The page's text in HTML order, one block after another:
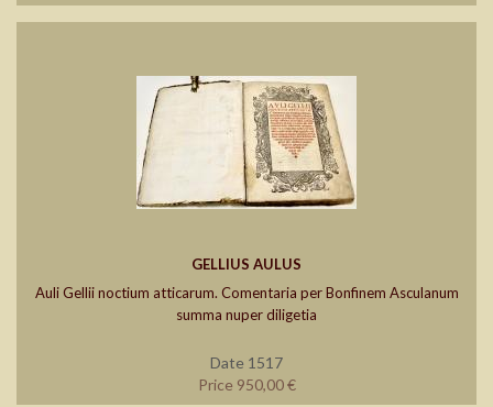
GELLIUS AULUS
Auli Gellii noctium atticarum. Comentaria per Bonfinem Asculanum
summa nuper diligetia
Date 1517
Price 950,00 €